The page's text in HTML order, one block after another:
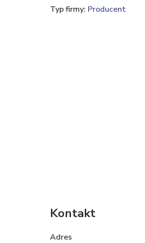
Typ firmy: Producent
Kontakt
Adres